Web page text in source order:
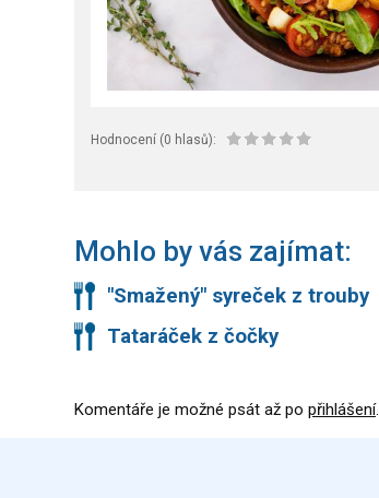
Hodnocení (0 hlasů):
Mohlo by vás zajímat:
"Smažený" syreček z trouby
Tataráček z čočky
Komentáře je možné psát až po přihlášení.